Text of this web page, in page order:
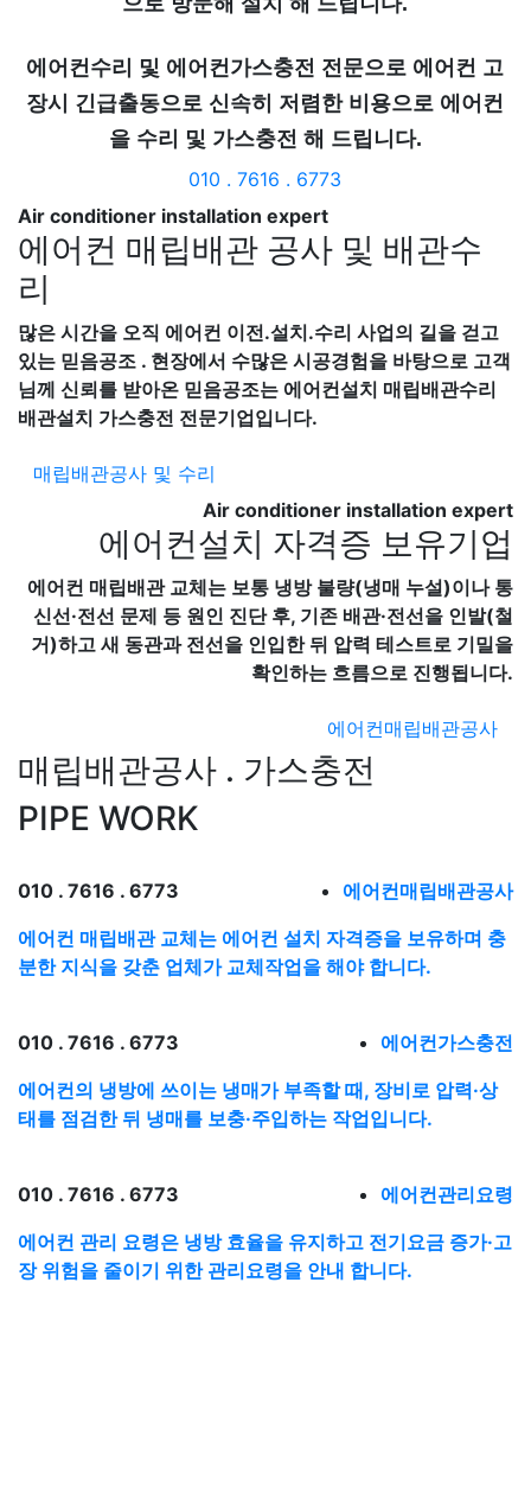
에어컨수리 및 에어컨가스충전 전문으로 에어컨 고
장시 긴급출동으로 신속히 저렴한 비용으로 에어컨
을 수리 및 가스충전 해 드립니다.
010 . 7616 . 6773
Air conditioner installation expert
에어컨 매립배관 공사 및 배관수
리
많은 시간을 오직 에어컨 이전.설치.수리 사업의 길을 걷고
있는 믿음공조 . 현장에서 수많은 시공경험을 바탕으로 고객
님께 신뢰를 받아온 믿음공조는 에어컨설치 매립배관수리
배관설치 가스충전 전문기업입니다.
매립배관공사 및 수리
Air conditioner installation expert
에어컨설치 자격증 보유기업
에어컨 매립배관 교체는 보통 냉방 불량(냉매 누설)이나 통
신선·전선 문제 등 원인 진단 후, 기존 배관·전선을 인발(철
거)하고 새 동관과 전선을 인입한 뒤 압력 테스트로 기밀을
확인하는 흐름으로 진행됩니다.
에어컨매립배관공사
매립배관공사 . 가스충전
PIPE WORK
010 . 7616 . 6773
에어컨매립배관공사
에어컨 매립배관 교체는 에어컨 설치 자격증을 보유하며 충
분한 지식을 갖춘 업체가 교체작업을 해야 합니다.
010 . 7616 . 6773
에어컨가스충전
에어컨의 냉방에 쓰이는 냉매가 부족할 때, 장비로 압력·상
태를 점검한 뒤 냉매를 보충·주입하는 작업입니다.
010 . 7616 . 6773
에어컨관리요령
에어컨 관리 요령은 냉방 효율을 유지하고 전기요금 증가·고
장 위험을 줄이기 위한 관리요령을 안내 합니다.